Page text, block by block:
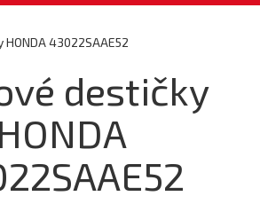
43022SAAE52
destičky
HONDA